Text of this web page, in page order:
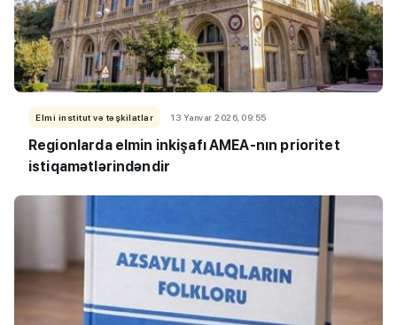
Elmi institut və təşkilatlar 13 Yanvar 2026, 09:55
Regionlarda elmin inkişafı AMEA-nın prioritet
istiqamətlərindəndir